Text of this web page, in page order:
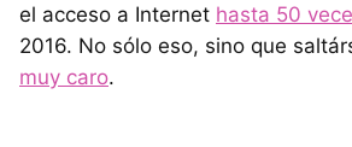
el acceso a Internet hasta 50
2016. No sólo eso, sino que
muy caro.